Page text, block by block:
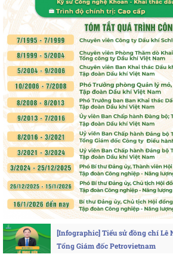
[Infographic] Tiểu sử đồng chí Lê
Tổng Giám đốc Petrovietnam